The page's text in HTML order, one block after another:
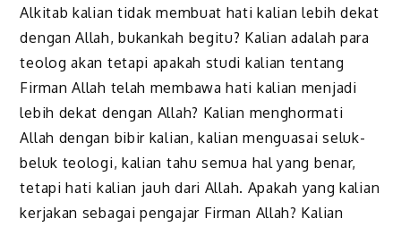
Alkitab kalian tidak membuat hati kalian lebih dekat
dengan Allah, bukankah begitu? Kalian adalah para
teolog akan tetapi apakah studi kalian tentang
Firman Allah telah membawa hati kalian menjadi
lebih dekat dengan Allah? Kalian menghormati
Allah dengan bibir kalian, kalian menguasai seluk-
beluk teologi, kalian tahu semua hal yang benar,
tetapi hati kalian jauh dari Allah. Apakah yang kalian
kerjakan sebagai pengajar Firman Allah? Kalian